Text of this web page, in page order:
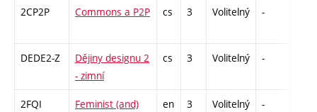
2CP2P Commons a P2P cs 3 Volitelný -
DEDE2-Z
Dějiny designu 2
- zimní
cs 3 Volitelný -
2FQI
Feminist (and)
en 3 Volitelný -